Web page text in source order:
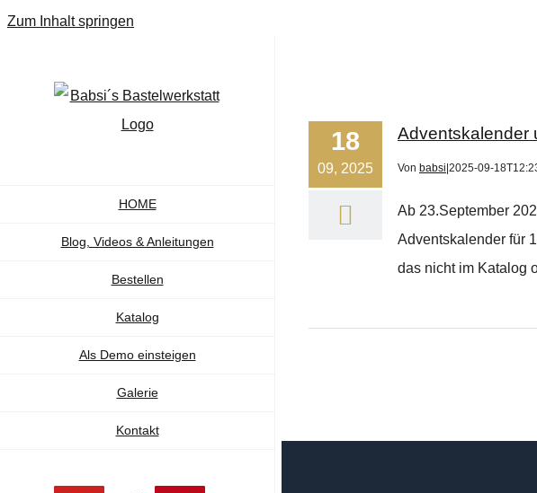
Zum Inhalt springen
HOME
Blog, Videos & Anleitungen
Bestellen
Katalog
Als Demo einsteigen
Galerie
Kontakt
18
09, 2025
Adventskalender
Von babsi 2025-09-
Ab 23.September
Adventskalender für
das nicht im Katalog